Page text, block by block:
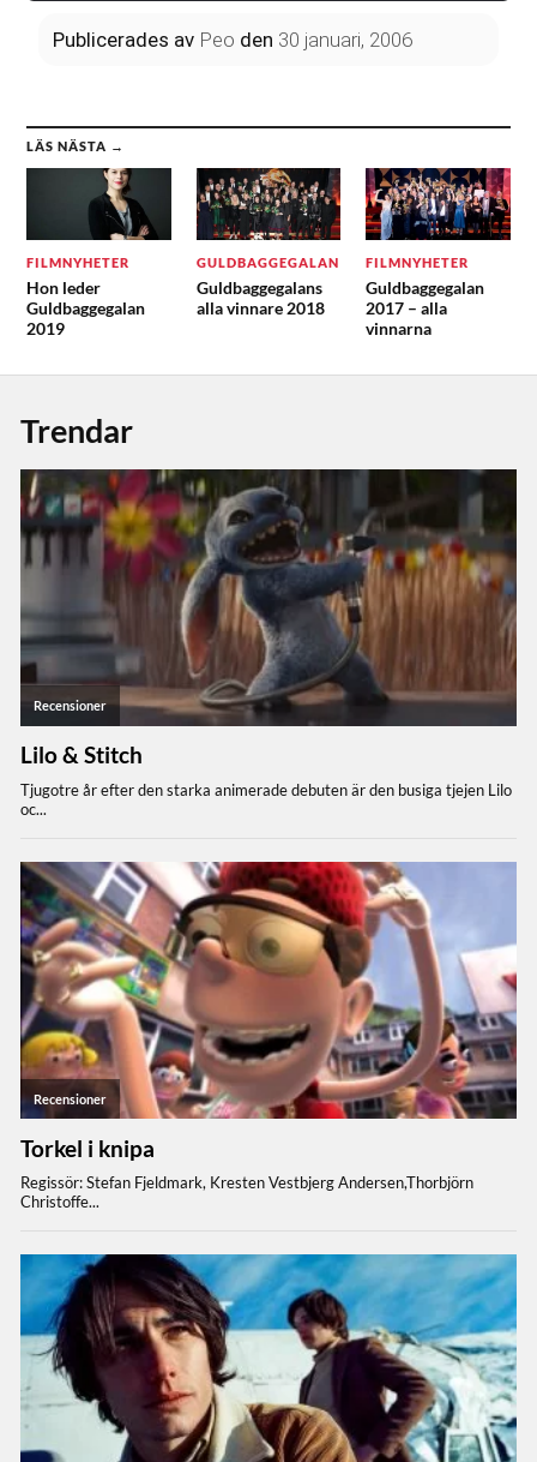
Publicerades av Peo den 30 januari, 2006
LÄS NÄSTA →
FILMNYHETER
Hon leder
Guldbaggegalan
2019
GULDBAGGEGALAN
Guldbaggegalans
alla vinnare 2018
FILMNYHETER
Guldbaggegalan
2017 – alla
vinnarna
Trendar